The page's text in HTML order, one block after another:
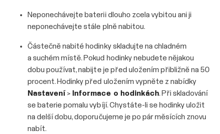
Neponechávejte baterii dlouho zcela vybitou ani ji
neponechávejte stále plně nabitou.
Částečně nabité hodinky skladujte na chladném
a suchém místě. Pokud hodinky nebudete nějakou
dobu používat, nabijte je před uložením přibližně na 50
procent. Hodinky před uložením vypněte z nabídky
Nastavení > Informace o hodinkách. Při skladování
se baterie pomalu vybíjí. Chystáte-li se hodinky uložit
na delší dobu, doporučujeme je po pár měsících znovu
nabít.